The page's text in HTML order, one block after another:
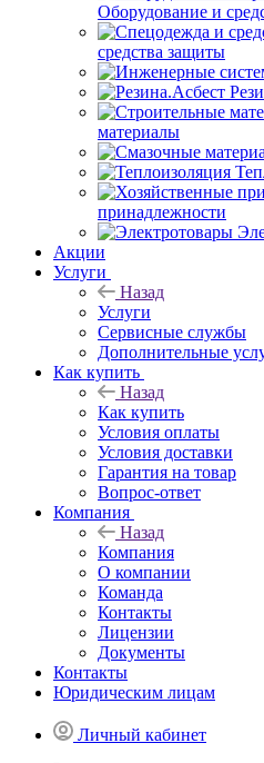
Оборудование и
средства защиты
материалы
принадлежности
Акции
Услуги
Назад
Услуги
Сервисные службы
Дополнительные
Как купить
Назад
Как купить
Условия оплаты
Условия доставки
Гарантия на товар
Вопрос-ответ
Компания
Назад
Компания
О компании
Команда
Контакты
Лицензии
Документы
Контакты
Юридическим лицам
Личный кабинет